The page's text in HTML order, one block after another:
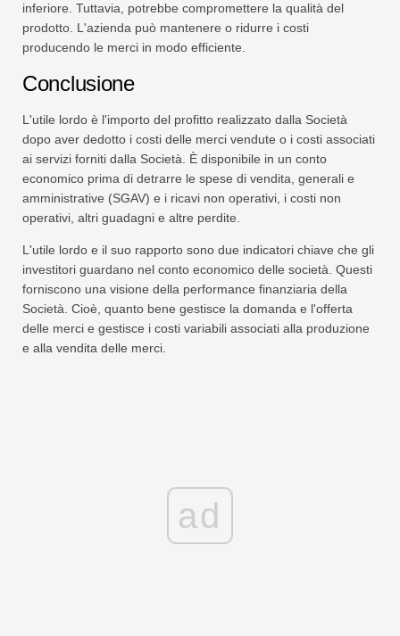
inferiore. Tuttavia, potrebbe compromettere la qualità del
prodotto. L'azienda può mantenere o ridurre i costi
producendo le merci in modo efficiente.
Conclusione
L'utile lordo è l'importo del profitto realizzato dalla Società
dopo aver dedotto i costi delle merci vendute o i costi associati
ai servizi forniti dalla Società. È disponibile in un conto
economico prima di detrarre le spese di vendita, generali e
amministrative (SGAV) e i ricavi non operativi, i costi non
operativi, altri guadagni e altre perdite.
L'utile lordo e il suo rapporto sono due indicatori chiave che gli
investitori guardano nel conto economico delle società. Questi
forniscono una visione della performance finanziaria della
Società. Cioè, quanto bene gestisce la domanda e l'offerta
delle merci e gestisce i costi variabili associati alla produzione
e alla vendita delle merci.
ad